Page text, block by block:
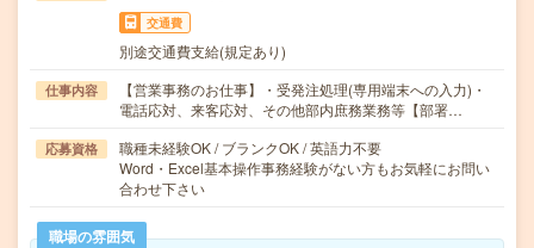
交通費
別途交通費支給(規定あり)
仕事内容
【営業事務のお仕事】・受発注処理(専用端末への入力)・
電話応対、来客応対、その他部内庶務業務等【部署…
応募資格
職種未経験OK / ブランクOK / 英語力不要
Word・Excel基本操作事務経験がない方もお気軽にお問い
合わせ下さい
職場の雰囲気